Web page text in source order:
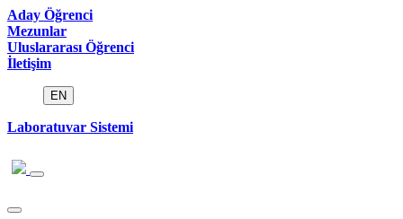
Aday Öğrenci
Mezunlar
Uluslararası Öğrenci
İletişim
EN
Laboratuvar Sistemi